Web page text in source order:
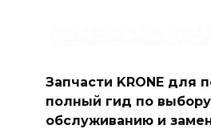
Запчасти KRONE для
полный гид по
обслуживанию и